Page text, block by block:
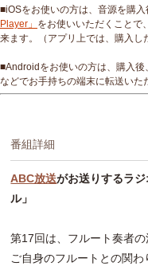
■iOSをお使いの方は、音源を購入
Player」 をお使いいただくことで
来ます。（アプリ上では、購入し
■Androidをお使いの方は、購入
などでお手持ちの端末に転送いた
番組詳細
ABC放送がお送りするラ
ル」
第17回は、フルート奏者
ご自身のフルートとの関わ